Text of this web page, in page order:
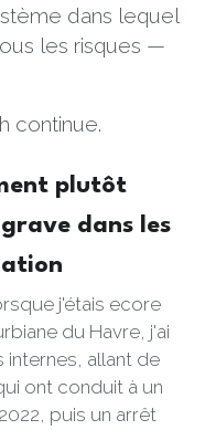
dans lequel
les risques —
continue.
plutôt
dans les
j'étais ecore
du Havre, j'ai
allant de
ont conduit à un
puis un arrêt